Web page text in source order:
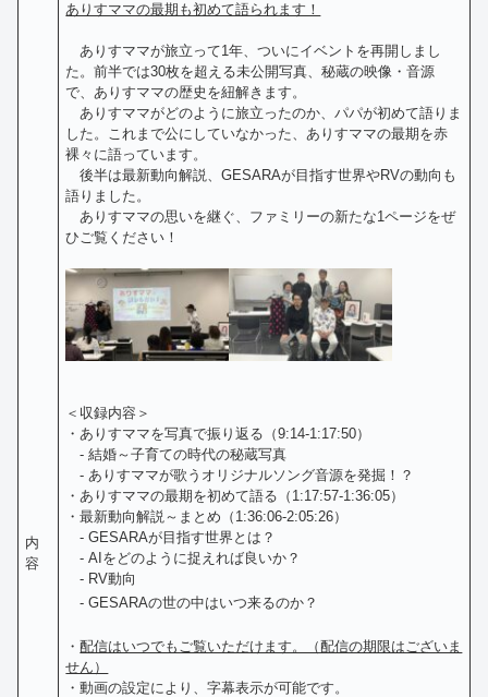
内
容
ありすママの最期も初めて語られます！
ありすママが旅立って1年、ついにイベントを再開しまし
た。前半では30枚を超える未公開写真、秘蔵の映像・音源
で、ありすママの歴史を紐解きます。
ありすママがどのように旅立ったのか、パパが初めて語りま
した。これまで公にしていなかった、ありすママの最期を赤
裸々に語っています。
後半は最新動向解説、GESARAが目指す世界やRVの動向も
語りました。
ありすママの思いを継ぐ、ファミリーの新たな1ページをぜ
ひご覧ください！
＜収録内容＞
・ありすママを写真で振り返る（9:14-1:17:50）
- 結婚～子育ての時代の秘蔵写真
- ありすママが歌うオリジナルソング音源を発掘！？
・ありすママの最期を初めて語る（1:17:57-1:36:05）
・最新動向解説～まとめ（1:36:06-2:05:26）
- GESARAが目指す世界とは？
- AIをどのように捉えれば良いか？
- RV動向
- GESARAの世の中はいつ来るのか？
・配信はいつでもご覧いただけます。（配信の期限はございま
せん）
・動画の設定により、字幕表示が可能です。